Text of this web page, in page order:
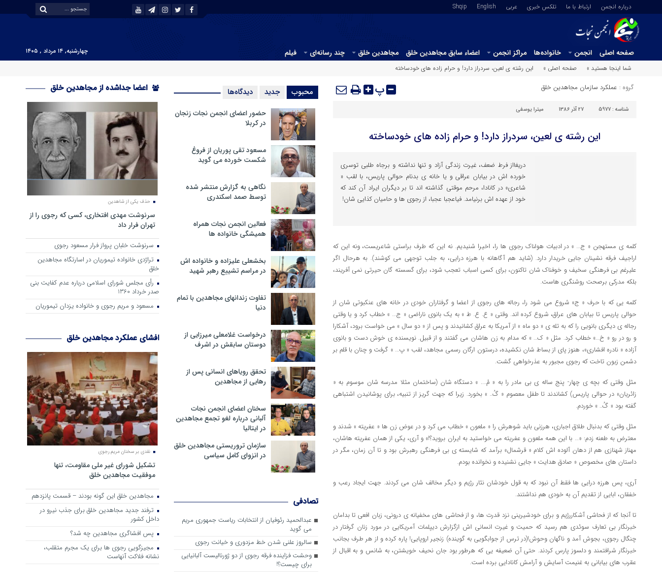
درباره انجمن ارتباط با ما تلکس خبری عربي English
Shqip
صفحه اصلی انجمن خانواده‌ها مراکز انجمن اعضاء سابق مجاهدین خلق مجاهدین خلق چند رسانه‌ای فیلم
چهارشنبه, ۱۴ مرداد , ۱۴۰۵
شما اینجا هستید »
صفحه اصلی » این رشته ی لعین، سردراز دارد! و حرام زاده های خودساخته
گروه : عملکرد سازمان مجاهدین خلق پ
شناسه : 5977 27 آذر 1386 میترا یوسفی
این رشته ی لعین، سردراز دارد! و حرام زاده های خودساخته
دریغااز فرط ضعف، غیرت زندگی آزاد و تنها نداشته و برجاه طلبی توسری
خورده اش در بیابان عراقی و یا خانه ی بدنام حوالی پاریس، با لقب «
شاعری» در کانادا، مرحم موقتی گذاشته اند تا بر دیگران ایراد آن کند که
خود از عهده اش برنیامد. فیاعجبا عجبا، از رجوی ها و حامیان کذایی شان!
کلمه ی مستهجن « ج… » در ادبیات هولناک رجوی ها را، اخیرا شنیدیم. نه این که طرف براستی شاعریست، ونه این که
اراجیف فرقه نشینان جایی خریدار دارد. (شاید هم آگاهانه با هرزه درایی، به جلب توجهی می کوشند). به هرحال اگر
علیرغم بی فرهنگی سخیف و خوفناک شان تاکنون، برای کسی اسباب تعجب شود، برای گسسته گان حیرتی نمی آفریند،
بلکه مدرکی برصحت روشنگری هاست.
کلمه یی که با حرف « ج» شروع می شود را، رجاله های رجوی از اعضا و گرفتاران خودی در خانه های عنکبوتی شان از
حوالی پاریس تا بیابان های عراق، شروع کرده اند. وقتی « ع. ع. ط » به یک بانوی ناراضی « ج… » خطاب کرد و یا وقتی
رجاله ی دیگری بانویی را که به تله ی « دو ماه » از آمریکا به عراق کشانیدند و پس از « دو سال » می خواست برود، آشکارا
و رو در رو « خ…» خطاب کرد. مثل « ک… » که مدام به زن هاشان می گفتند و از قبیل. نویسنده ی خوش دست و بانوی
آزاده « نادره افشاری»، هنوز پای از بساط شان نکشیده، درستون ارگان رسمی مجاهد، لقب « پ… » گرفت و چنان با قلم بر
دشمن زبون تاخت که رجوی مجبور به عذرخواهی گشت.
مثل وقتی که بچه ی چهار- پنج ساله ی بی مادر را به « مُ…. » دستگاه شان (ساختمان مثلا مدرسه شان موسوم به «
زائریان» در حوالی پاریس) کشاندند تا طفل معصوم « گُ.. » بخورد. زیرا که جهت گریز از تنبیه، برای پوشانیدن اشتباهی
گفته بود « گُ.. » خوردم.
مثل وقتی که بدنبال طلاق اجباری، هرزنی باید شوهرش را « ملعون » خطاب می کرد و در عوض زن ها « عفریته » شدند و
معترض به طعنه زدم: «… با این همه ملعون و عفریته می خواستید به ایران بروید؟!» و آری، یکی از همان عفریته هاشان،
مهناز شهنازی هم از دهان آلوده اش کلام « قرشمال» برآمد که شایسته ی بی فرهنگی رهبرش بود و تا آن زمان، مگر در
داستان های مخصوص « صادق هدایت » جایی نشنیده و نخوانده بودم.
آری، پس هرزه درایی ها فقط آن نبود که به قول خودشان نثار رژیم و دیگر مخالف شان می کردند. جهت ایجاد رعب و
خفقان، ابایی از تقدیم آن به خودی هم نداشتند.
تا آنجا که از فحاشی آشکاررژیم و برای خودشیرینی نزد قدرت ها، و از فحاشی های مخفیانه ی درونی، زبان افعی تا بدامان
خبرنگار بی تعارف سوئدی هم رسید که حمیت و غیرت انسانی اش ازگزارش دیپلمات آمریکایی در مورد زنان گرفتار در
چنگال رجوی، بجوش آمد و ناگهان وحوش!(در ترس از جوابگویی به گوینده) زنجیر اروپایی! پاره کرده و از هر طرف بجانب
خبرنگار شرافتمند و دلسوز پارس کردند. حتی آن ضعیفه یی که هرطور بود جان نحیف خویشتن، به شانس و به اقبال از
عقرب های بیابانی به غنیمت آسایش و آرامش کانادایی برده است.
محبوب جدید دیدگاه‌ها
حضور اعضای انجمن نجات زنجان
در کربلا
مسعود تقی پوریان از فروغ
شکست خورده می گوید
نگاهی به گزارش منتشر شده
توسط صمد اسکندری
فعالین انجمن نجات همراه
همیشگی خانواده ها
بخشعلی علیزاده و خانواده اش
در مراسم تشییع رهبر شهید
تفاوت زندانهای مجاهدین با تمام
دنیا
درخواست غلامعلی میرزایی از
دوستان سابقش در اشرف
تحقق رویاهای انسانی پس از
رهایی از مجاهدین
سخنان اعضای انجمن نجات
آلبانی درباره لغو تجمع مجاهدین
در ایتالیا
سازمان تروریستی مجاهدین خلق
در انزوای کامل سیاسی
تصادفی
عبدالحمید رئوفیان از انتخابات ریاست جمهوری مریم
می گوید
سالروز علنی شدن خط مزدوری و خیانت رجوی
وحشت فزاینده فرقه رجوی از دو ژورنالیست آلبانیایی
برای چیست؟!
اعضا جداشده از مجاهدین خلق
حذف یکی از شاهدین
سرنوشت مهدی افتخاری، کسی که رجوی را از
تهران فرار داد
سرنوشت خلبان پرواز فرار مسعود رجوی
تراژدی خانواده تیموریان در اسارتگاه مجاهدین
خلق
رأی مجلس شورای اسلامی درباره عدم كفایت بنی
صدر خرداد 1360
مسعود و مریم رجوی و خانواده یزدان تیموریان
افشای عملکرد مجاهدین خلق
نقدی بر سخنان مریم رجوی
تشکیل شورای غیر ملی مقاومت، تنها
موفقیت مجاهدین خلق
مجاهدین خلق این گونه بودند – قسمت پانزدهم
ترفند جدید مجاهدین خلق برای جذب نیرو در
داخل کشور
پس افشاگری مجاهدین چه شد؟
مجیزگویی رجوی ها برای یک مجرم متقلب،
نشانه فلاکت آنهاست